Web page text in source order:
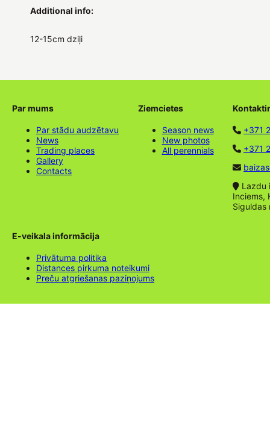
Additional info:
12-15cm dziļi
Par mums
Par stādu audzētavu
News
Trading places
Gallery
Contacts
Ziemcietes
Season news
New photos
All perennials
+371
+371
Lazdu
Inciems,
Siguldas
E-veikala informācija
Privātuma politika
Distances pirkuma noteikumi
Preču atgriešanas paziņojums